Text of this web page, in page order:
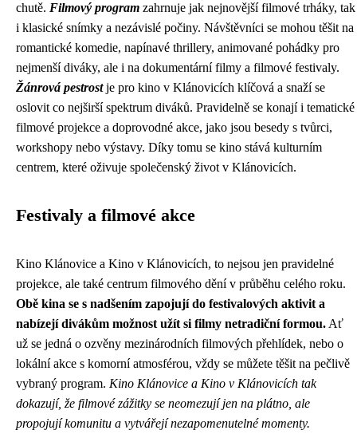
chutě. Filmový program zahrnuje jak nejnovější filmové trháky, tak
i klasické snímky a nezávislé počiny. Návštěvníci se mohou těšit na
romantické komedie, napínavé thrillery, animované pohádky pro
nejmenší diváky, ale i na dokumentární filmy a filmové festivaly.
Žánrová pestrostje pro kino v Klánovicích klíčová a snaží se
oslovit co nejširší spektrum diváků. Pravidelně se konají i tematické
filmové projekce a doprovodné akce, jako jsou besedy s tvůrci,
workshopy nebo výstavy. Díky tomu se kino stává kulturním
centrem, které oživuje společenský život v Klánovicích.
Festivaly a filmové akce
Kino Klánovice a Kino v Klánovicích, to nejsou jen pravidelné
projekce, ale také centrum filmového dění v průběhu celého roku.
Obě kina se s nadšením zapojují do festivalových aktivit a
nabízejí divákům možnost užít si filmy netradiční formou. Ať
už se jedná o ozvěny mezinárodních filmových přehlídek, nebo o
lokální akce s komorní atmosférou, vždy se můžete těšit na pečlivě
vybraný program. Kino Klánovice a Kino v Klánovicích tak
dokazují, že filmové zážitky se neomezují jen na plátno, ale
propojují komunitu a vytvářejí nezapomenutelné momenty.